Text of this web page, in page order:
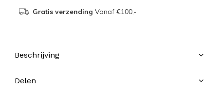
Gratis verzending Vanaf €100,-
Beschrijving
Delen